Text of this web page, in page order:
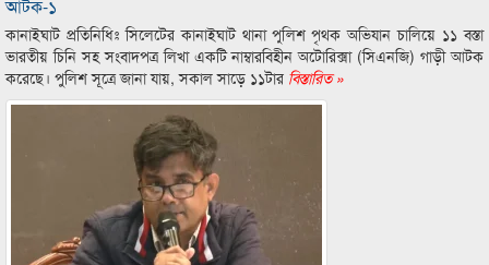
আটক-১
কানাইঘাট প্রতিনিধিঃ সিলেটের কানাইঘাট থানা পুলিশ পৃথক অভিযান চালিয়ে ১১ বস্তা
ভারতীয় চিনি সহ সংবাদপত্র লিখা একটি নাম্বারবিহীন অটোরিক্সা (সিএনজি) গাড়ী আটক
করেছে। পুলিশ সূত্রে জানা যায়, সকাল সাড়ে ১১টার বিস্তারিত »